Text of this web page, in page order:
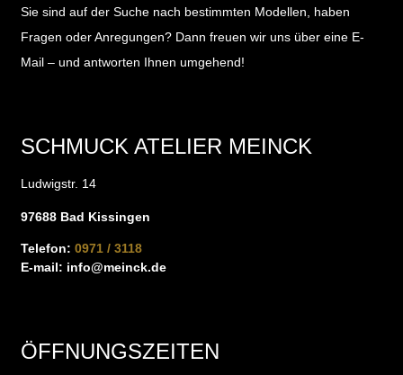
Sie sind auf der Suche nach bestimmten Modellen, haben
Fragen oder Anregungen? Dann freuen wir uns über eine E-
Mail – und antworten Ihnen umgehend!
SCHMUCK ATELIER MEINCK
Ludwigstr. 14
97688 Bad Kissingen
Telefon: 0971 / 3118
E-mail: info@meinck.de
ÖFFNUNGSZEITEN